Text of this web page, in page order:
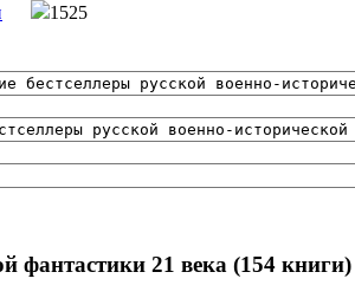
1525
фантастики 21 века (154